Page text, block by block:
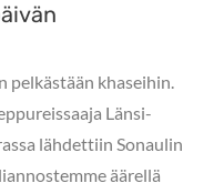
pelkästään khaseihin.
Länsi-
lähdettiin Sonaulin
äärellä